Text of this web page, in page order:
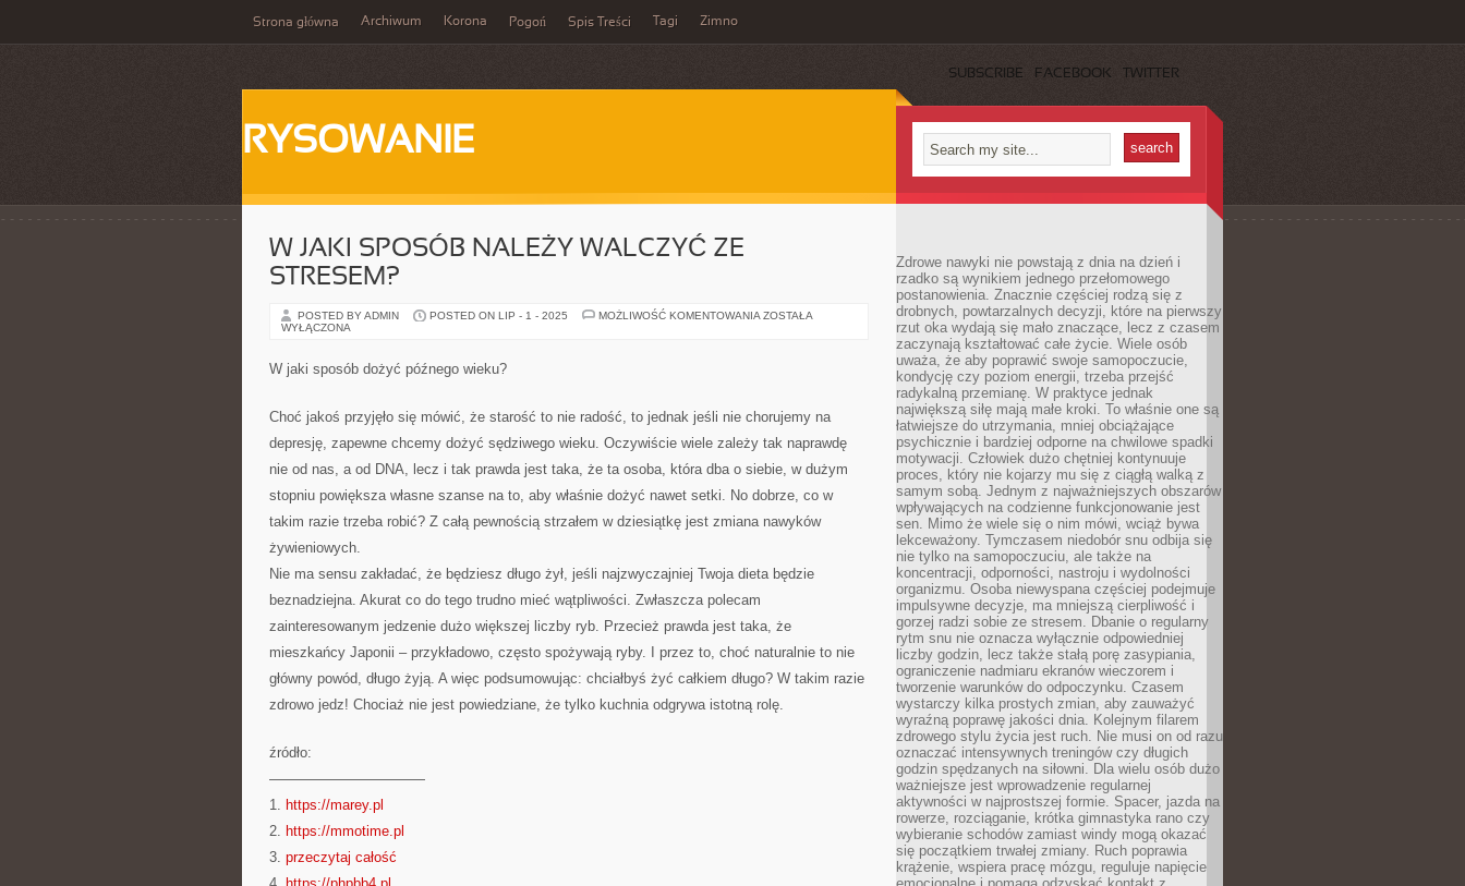
Strona główna Archiwum Korona Pogoń Spis Treści Tagi Zimno
SUBSCRIBE FACEBOOK TWITTER
RYSOWANIE
W JAKI SPOSÓB NALEŻY WALCZYĆ ZE
STRESEM?
POSTED BY ADMIN POSTED ON LIP - 1 - 2025 MOŻLIWOŚĆ KOMENTOWANIA W
ZOSTAŁA
WYŁĄCZONA
W jaki sposób dożyć późnego wieku?
Choć jakoś przyjęło się mówić, że starość to nie radość, to jednak jeśli nie chorujemy na
depresję, zapewne chcemy dożyć sędziwego wieku. Oczywiście wiele zależy tak naprawdę
nie od nas, a od DNA, lecz i tak prawda jest taka, że ta osoba, która dba o siebie, w dużym
stopniu powiększa własne szanse na to, aby właśnie dożyć nawet setki. No dobrze, co w
takim razie trzeba robić? Z całą pewnością strzałem w dziesiątkę jest zmiana nawyków
żywieniowych.
Nie ma sensu zakładać, że będziesz długo żył, jeśli najzwyczajniej Twoja dieta będzie
beznadziejna. Akurat co do tego trudno mieć wątpliwości. Zwłaszcza polecam
zainteresowanym jedzenie dużo większej liczby ryb. Przecież prawda jest taka, że
mieszkańcy Japonii – przykładowo, często spożywają ryby. I przez to, choć naturalnie to nie
główny powód, długo żyją. A więc podsumowując: chciałbyś żyć całkiem długo? W takim razie
zdrowo jedz! Chociaż nie jest powiedziane, że tylko kuchnia odgrywa istotną rolę.
źródło:
———————————
1. https://marey.pl
2. https://mmotime.pl
3. przeczytaj całość
Zdrowe nawyki nie powstają z dnia na dzień i
rzadko są wynikiem jednego przełomowego
postanowienia. Znacznie częściej rodzą się z
drobnych, powtarzalnych decyzji, które na pierwszy
rzut oka wydają się mało znaczące, lecz z czasem
zaczynają kształtować całe życie. Wiele osób
uważa, że aby poprawić swoje samopoczucie,
kondycję czy poziom energii, trzeba przejść
radykalną przemianę. W praktyce jednak
największą siłę mają małe kroki. To właśnie one są
łatwiejsze do utrzymania, mniej obciążające
psychicznie i bardziej odporne na chwilowe spadki
motywacji. Człowiek dużo chętniej kontynuuje
proces, który nie kojarzy mu się z ciągłą walką z
samym sobą. Jednym z najważniejszych obszarów
wpływających na codzienne funkcjonowanie jest
sen. Mimo że wiele się o nim mówi, wciąż bywa
lekceważony. Tymczasem niedobór snu odbija się
nie tylko na samopoczuciu, ale także na
koncentracji, odporności, nastroju i wydolności
organizmu. Osoba niewyspana częściej podejmuje
impulsywne decyzje, ma mniejszą cierpliwość i
gorzej radzi sobie ze stresem. Dbanie o regularny
rytm snu nie oznacza wyłącznie odpowiedniej
liczby godzin, lecz także stałą porę zasypiania,
ograniczenie nadmiaru ekranów wieczorem i
tworzenie warunków do odpoczynku. Czasem
wystarczy kilka prostych zmian, aby zauważyć
wyraźną poprawę jakości dnia. Kolejnym filarem
zdrowego stylu życia jest ruch. Nie musi on od razu
oznaczać intensywnych treningów czy długich
godzin spędzanych na siłowni. Dla wielu osób dużo
ważniejsze jest wprowadzenie regularnej
aktywności w najprostszej formie. Spacer, jazda na
rowerze, rozciąganie, krótka gimnastyka rano czy
wybieranie schodów zamiast windy mogą okazać
się początkiem trwałej zmiany. Ruch poprawia
krążenie, wspiera pracę mózgu, reguluje napięcie